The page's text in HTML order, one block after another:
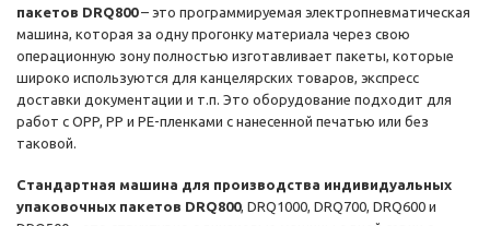
пакетов DRQ800– это программируемая электропневматическая
машина, которая за одну прогонку материала через свою
операционную зону полностью изготавливает пакеты, которые
широко используются для канцелярских товаров, экспресс
доставки документации и т.п. Это оборудование подходит для
работ с OPP, PP и PE-пленками с нанесенной печатью или без
таковой.
Стандартная машина для производства индивидуальных
упаковочных пакетов DRQ800, DRQ1000, DRQ700, DRQ600 и